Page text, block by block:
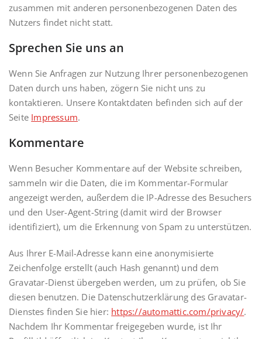
zusammen mit anderen personenbezogenen Daten des
Nutzers findet nicht statt.
Sprechen Sie uns an
Wenn Sie Anfragen zur Nutzung Ihrer personenbezogenen
Daten durch uns haben, zögern Sie nicht uns zu
kontaktieren. Unsere Kontaktdaten befinden sich auf der
Seite Impressum.
Kommentare
Wenn Besucher Kommentare auf der Website schreiben,
sammeln wir die Daten, die im Kommentar-Formular
angezeigt werden, außerdem die IP-Adresse des Besuchers
und den User-Agent-String (damit wird der Browser
identifiziert), um die Erkennung von Spam zu unterstützen.
Aus Ihrer E-Mail-Adresse kann eine anonymisierte
Zeichenfolge erstellt (auch Hash genannt) und dem
Gravatar-Dienst übergeben werden, um zu prüfen, ob Sie
diesen benutzen. Die Datenschutzerklärung des Gravatar-
Dienstes finden Sie hier: https://automattic.com/privacy/.
Nachdem Ihr Kommentar freigegeben wurde, ist Ihr